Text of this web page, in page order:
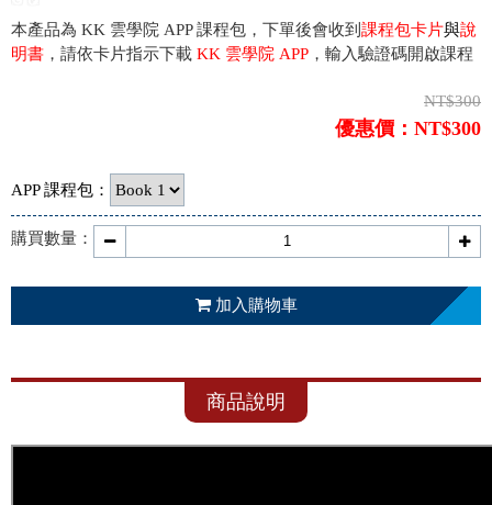
本產品為 KK 雲學院 APP 課程包，下單後會收到 課程包卡片與說
明書 ，請依卡片指示下載 KK 雲學院 APP ，輸入驗證碼開啟課程
NT$300
優惠價：NT$300
APP 課程包：
購買數量：
加入購物車
商品說明